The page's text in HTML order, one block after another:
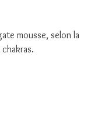
mousse, selon la